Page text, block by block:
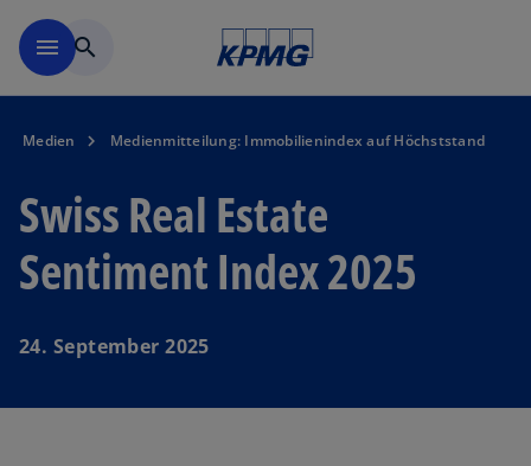
menu search
Medien Medienmitteilung: Immobilienindex auf Höchststand
Swiss Real Estate
Sentiment Index 2025
24. September 2025